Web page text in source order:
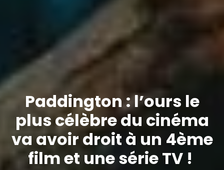
Paddington : l’ours le
plus célèbre du cinéma
va avoir droit à un 4ème
film et une série TV !